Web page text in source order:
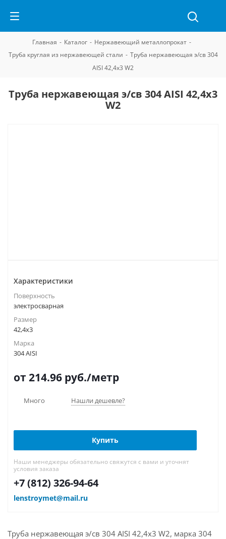
Главная - Каталог - Нержавеющий металлопрокат -
Труба круглая из нержавеющей стали - Труба нержавеющая э/св 304
AISI 42,4х3 W2
Труба нержавеющая э/св 304 AISI 42,4х3
W2
Характеристики
Поверхность
электросварная
Размер
42,4х3
Марка
304 AISI
от 214.96 руб./метр
Много Нашли дешевле?
Купить
Наши менеджеры обязательно свяжутся с вами и уточнят
условия заказа
+7 (812) 326-94-64
lenstroymet@mail.ru
Труба нержавеющая э/св 304 AISI 42,4х3 W2, марка 304